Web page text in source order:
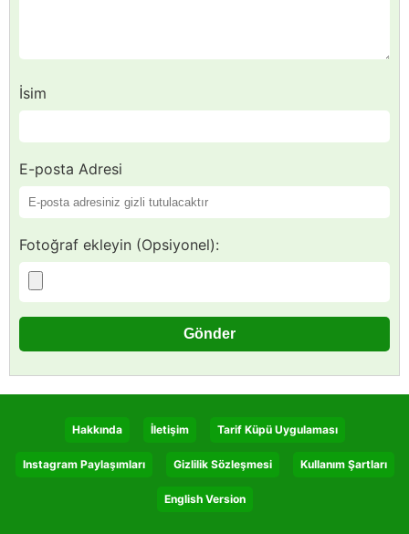
İsim
E-posta Adresi
Fotoğraf ekleyin (Opsiyonel):
Hakkında İletişim Tarif Küpü Uygulaması
Instagram Paylaşımları Gizlilik Sözleşmesi Kullanım Şartları
English Version